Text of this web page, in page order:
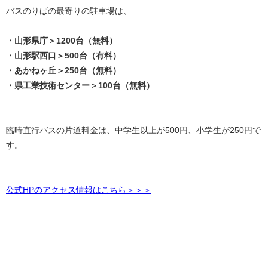
バスのりばの最寄りの駐車場は、
・山形県庁＞1200台（無料）
・山形駅西口＞500台（有料）
・あかねヶ丘＞250台（無料）
・県工業技術センター＞100台（無料）
臨時直行バスの片道料金は、中学生以上が500円、小学生が250円で
す。
公式HPのアクセス情報はこちら＞＞＞